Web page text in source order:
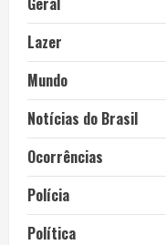
Lazer
Mundo
Notícias do Brasil
Ocorrências
Polícia
Política